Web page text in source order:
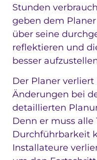
Stunden
geben dem
über seine
reflektieren und
besser
Der Planer verliert
Änderungen bei
detaillierten
Denn er muss
Durchführbarkeit
Installateure